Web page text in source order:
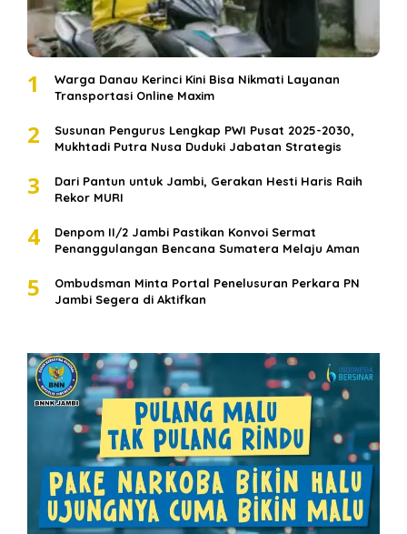
1
Warga Danau Kerinci Kini Bisa Nikmati Layanan
Transportasi Online Maxim
2
Susunan Pengurus Lengkap PWI Pusat 2025-2030,
Mukhtadi Putra Nusa Duduki Jabatan Strategis
3
Dari Pantun untuk Jambi, Gerakan Hesti Haris Raih
Rekor MURI
4
Denpom II/2 Jambi Pastikan Konvoi Sermat
Penanggulangan Bencana Sumatera Melaju Aman
5
Ombudsman Minta Portal Penelusuran Perkara PN
Jambi Segera di Aktifkan